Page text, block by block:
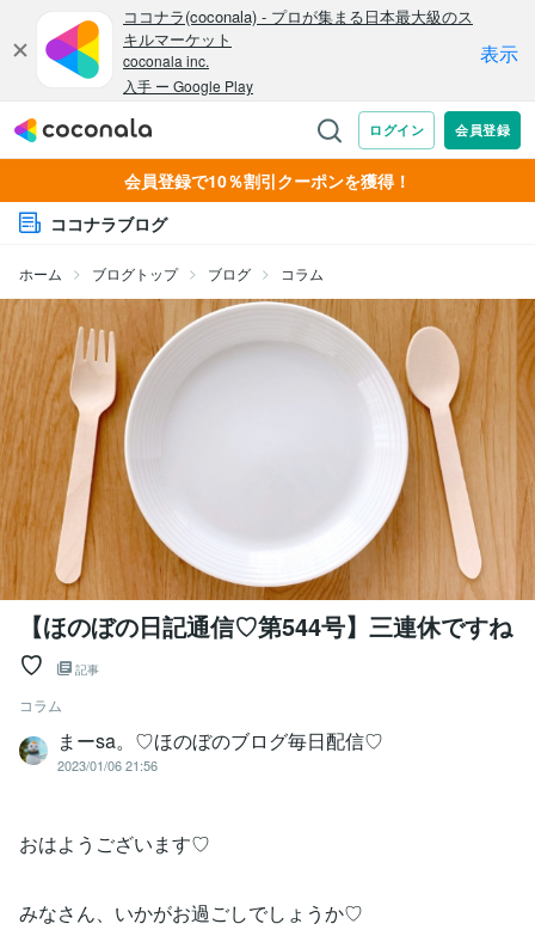
会員登録で10％割引クーポンを獲得！
ココナラブログ
ホーム ブログトップ ブログ コラム
【ほのぼの日記通信♡第544号】三連休ですね
♡
記事
コラム
まーsa。♡ほのぼのブログ毎日配信♡
2023/01/06 21:56
おはようございます♡
みなさん、いかがお過ごしでしょうか♡